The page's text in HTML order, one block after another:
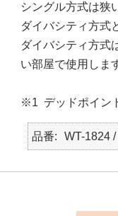
シングル方式は狭
ダイバシティ方式
ダイバシティ方式
い部屋で使用しま
※1 デッドポイン
品番 WT-1824